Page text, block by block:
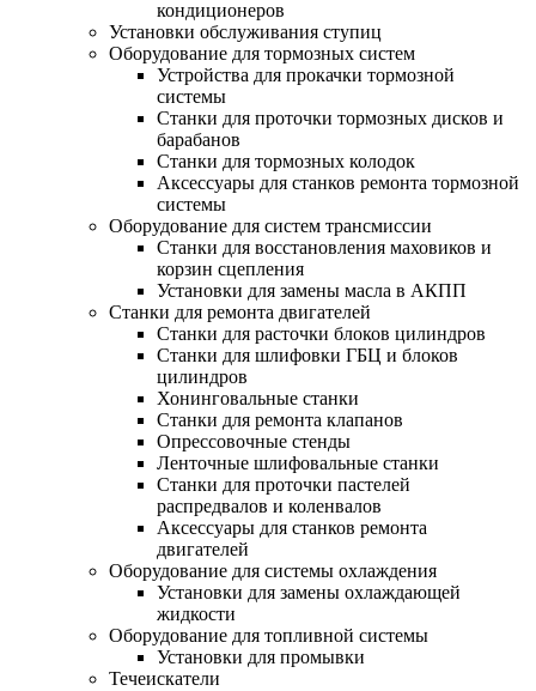
кондиционеров
Установки обслуживания ступиц
Оборудование для тормозных систем
Устройства для прокачки тормозной
системы
Станки для проточки тормозных дисков и
барабанов
Станки для тормозных колодок
Аксессуары для станков ремонта тормозной
системы
Оборудование для систем трансмиссии
Станки для восстановления маховиков и
корзин сцепления
Установки для замены масла в АКПП
Станки для ремонта двигателей
Станки для расточки блоков цилиндров
Станки для шлифовки ГБЦ и блоков
цилиндров
Хонинговальные станки
Станки для ремонта клапанов
Опрессовочные стенды
Ленточные шлифовальные станки
Станки для проточки пастелей
распредвалов и коленвалов
Аксессуары для станков ремонта
двигателей
Оборудование для системы охлаждения
Установки для замены охлаждающей
жидкости
Оборудование для топливной системы
Установки для промывки
Течеискатели